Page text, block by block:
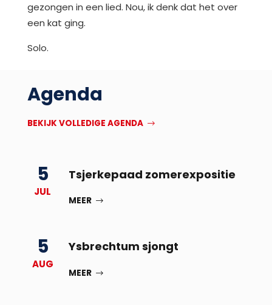
gezongen in een lied. Nou, ik denk dat het over
een kat ging.
Solo.
Agenda
BEKIJK VOLLEDIGE AGENDA
5
JUL
Tsjerkepaad zomerexpositie
MEER
5
AUG
Ysbrechtum sjongt
MEER